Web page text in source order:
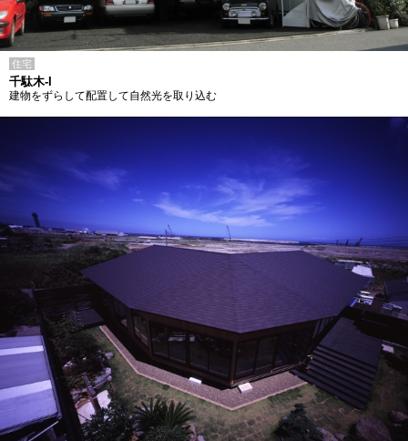
住宅
千駄木-I
建物をずらして配置して自然光を取り込む